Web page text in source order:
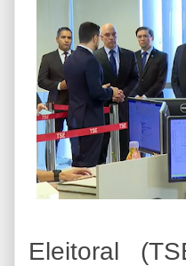
Eleitoral